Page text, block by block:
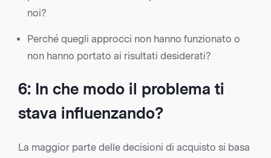
noi?
Perché quegli approcci non hanno funzionato o
non hanno portato ai risultati desiderati?
6: In che modo il problema ti
stava influenzando?
La maggior parte delle decisioni di acquisto si basa